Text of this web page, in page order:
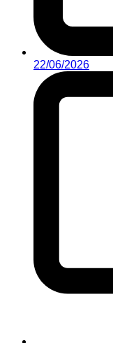
22/06/2026